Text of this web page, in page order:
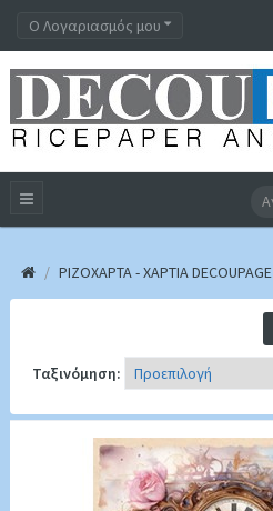
Ο Λογαριασμός μου
ΡΙΖΟΧΑΡΤΑ - ΧΑΡΤΙΑ DECOUPAGE
Ταξινόμηση: